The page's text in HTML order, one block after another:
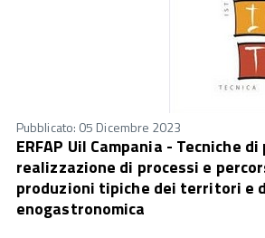
Pubblicato: 05 Dicembre 2023
ERFAP Uil Campania - Tecniche
realizzazione di processi e
produzioni tipiche dei territori e
enogastronomica